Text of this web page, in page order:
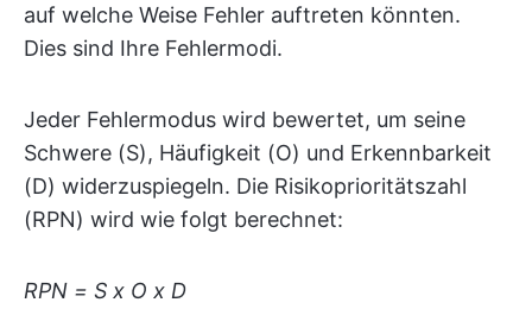
auf welche Weise Fehler auftreten könnten.
Dies sind Ihre Fehlermodi.
Jeder Fehlermodus wird bewertet, um seine
Schwere (S), Häufigkeit (O) und Erkennbarkeit
(D) widerzuspiegeln. Die Risikoprioritätszahl
(RPN) wird wie folgt berechnet:
RPN = S x O x D